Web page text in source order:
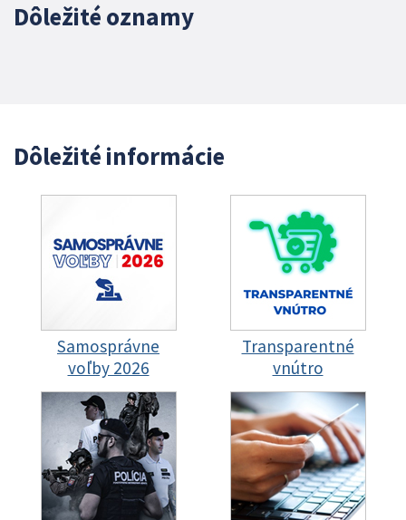
Dôležité oznamy
Dôležité informácie
Samosprávne
voľby 2026
Transparentné
vnútro